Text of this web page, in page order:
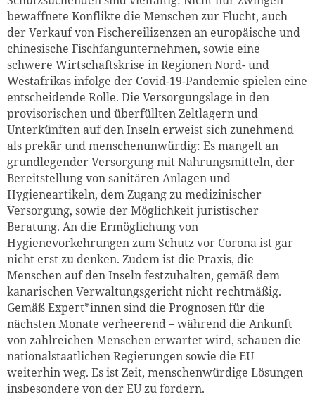
bewaffnete Konflikte die Menschen zur Flucht, auch
der Verkauf von Fischereilizenzen an europäische und
chinesische Fischfangunternehmen, sowie eine
schwere Wirtschaftskrise in Regionen Nord- und
Westafrikas infolge der Covid-19-Pandemie spielen eine
entscheidende Rolle. Die Versorgungslage in den
provisorischen und überfüllten Zeltlagern und
Unterkünften auf den Inseln erweist sich zunehmend
als prekär und menschenunwürdig: Es mangelt an
grundlegender Versorgung mit Nahrungsmitteln, der
Bereitstellung von sanitären Anlagen und
Hygieneartikeln, dem Zugang zu medizinischer
Versorgung, sowie der Möglichkeit juristischer
Beratung. An die Ermöglichung von
Hygienevorkehrungen zum Schutz vor Corona ist gar
nicht erst zu denken. Zudem ist die Praxis, die
Menschen auf den Inseln festzuhalten, gemäß dem
kanarischen Verwaltungsgericht nicht rechtmäßig.
Gemäß Expert*innen sind die Prognosen für die
nächsten Monate verheerend – während die Ankunft
von zahlreichen Menschen erwartet wird, schauen die
nationalstaatlichen Regierungen sowie die EU
weiterhin weg. Es ist Zeit, menschenwürdige Lösungen
insbesondere von der EU zu fordern.